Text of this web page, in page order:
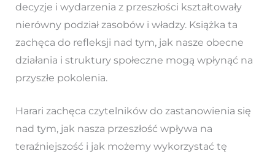
decyzje i wydarzenia z przeszłości kształtowały
nierówny podział zasobów i władzy. Książka ta
zachęca do refleksji nad tym, jak nasze obecne
działania i struktury społeczne mogą wpłynąć na
przyszłe pokolenia.
Harari zachęca czytelników do zastanowienia się
nad tym, jak nasza przeszłość wpływa na
teraźniejszość i jak możemy wykorzystać tę